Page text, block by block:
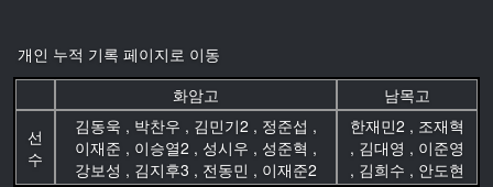
개인 누적 기록 페이지로 이동
화암고
남목고
선
수
김동욱 , 박찬우 , 김민기2 , 정준섭 ,
이재준 , 이승열2 , 성시우 , 성준혁 ,
강보성 , 김지후3 , 전동민 , 이재준2
한재민2 , 조재혁
, 김대영 , 이준영
, 김희수 , 안도현